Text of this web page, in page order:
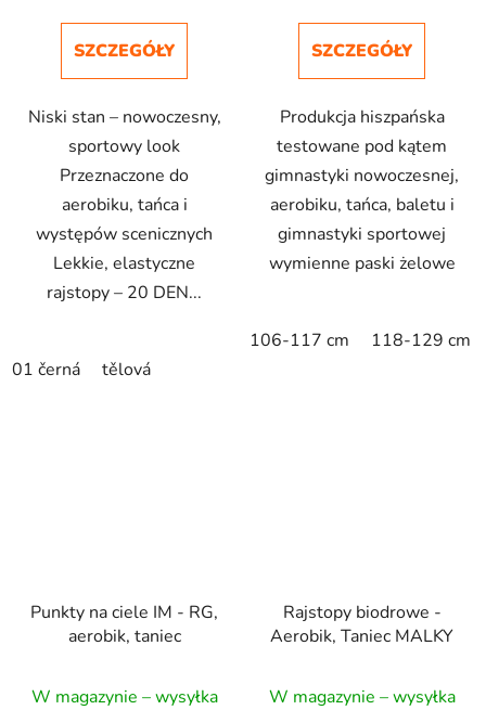
SZCZEGÓŁY
Niski stan – nowoczesny,
sportowy look
Przeznaczone do
aerobiku, tańca i
występów scenicznych
Lekkie, elastyczne
rajstopy – 20 DEN...
01 černá tělová
SZCZEGÓŁY
Produkcja hiszpańska
testowane pod kątem
gimnastyki nowoczesnej,
aerobiku, tańca, baletu i
gimnastyki sportowej
wymienne paski żelowe
106-117 cm 118-129 cm
Punkty na ciele IM - RG,
aerobik, taniec
W magazynie – wysyłka
Rajstopy biodrowe -
Aerobik, Taniec MALKY
W magazynie – wysyłka